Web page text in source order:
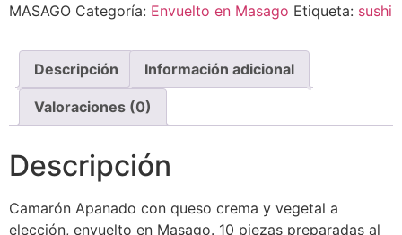
MASAGO Categoría: Envuelto en Masago Etiqueta: sushi
Descripción Información adicional
Valoraciones (0)
Descripción
Camarón Apanado con queso crema y vegetal a
elección, envuelto en Masago. 10 piezas preparadas al